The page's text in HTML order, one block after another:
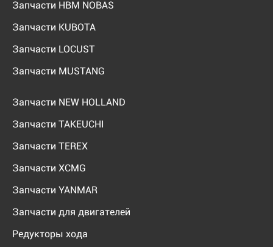
Запчасти HBM NOBAS
Запчасти KUBOTA
Запчасти LOCUST
Запчасти MUSTANG
Запчасти NEW HOLLAND
Запчасти TAKEUCHI
Запчасти TEREX
Запчасти XCMG
Запчасти YANMAR
Запчасти для двигателей
Редукторы хода